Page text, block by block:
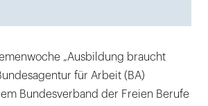
„Ausbildung braucht
für Arbeit (BA)
Bundesverband der Freien Berufe